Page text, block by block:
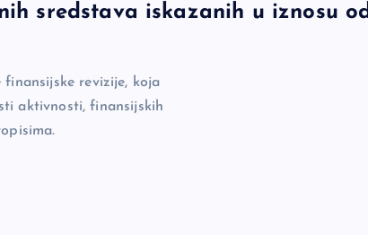
sredstava iskazanih u iznosu od
finansijske revizije, koja
aktivnosti, finansijskih